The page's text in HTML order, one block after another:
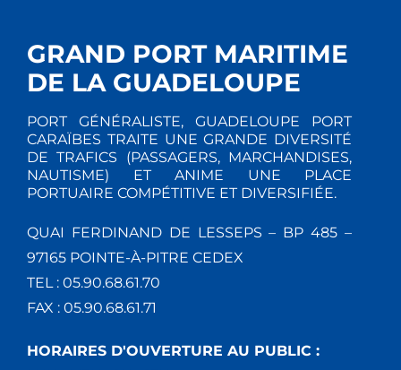
GRAND PORT MARITIME
DE LA GUADELOUPE
PORT GÉNÉRALISTE, GUADELOUPE PORT
CARAÏBES TRAITE UNE GRANDE DIVERSITÉ
DE TRAFICS (PASSAGERS, MARCHANDISES,
NAUTISME) ET ANIME UNE PLACE
PORTUAIRE COMPÉTITIVE ET DIVERSIFIÉE.
QUAI FERDINAND DE LESSEPS – BP 485 –
97165 POINTE-À-PITRE CEDEX
TEL : 05.90.68.61.70
FAX : 05.90.68.61.71
HORAIRES D'OUVERTURE AU PUBLIC :